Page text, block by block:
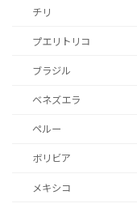
チリ
プエリトリコ
ブラジル
ベネズエラ
ペルー
ボリビア
メキシコ